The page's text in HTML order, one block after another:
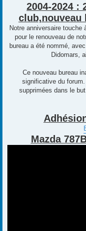
2004-2024 :
club,nouveau
Notre anniversaire touche
pour le renouveau de
bureau a été nommé,
Didomars,
Ce nouveau bureau
significative du
supprimées dans le
Mazda